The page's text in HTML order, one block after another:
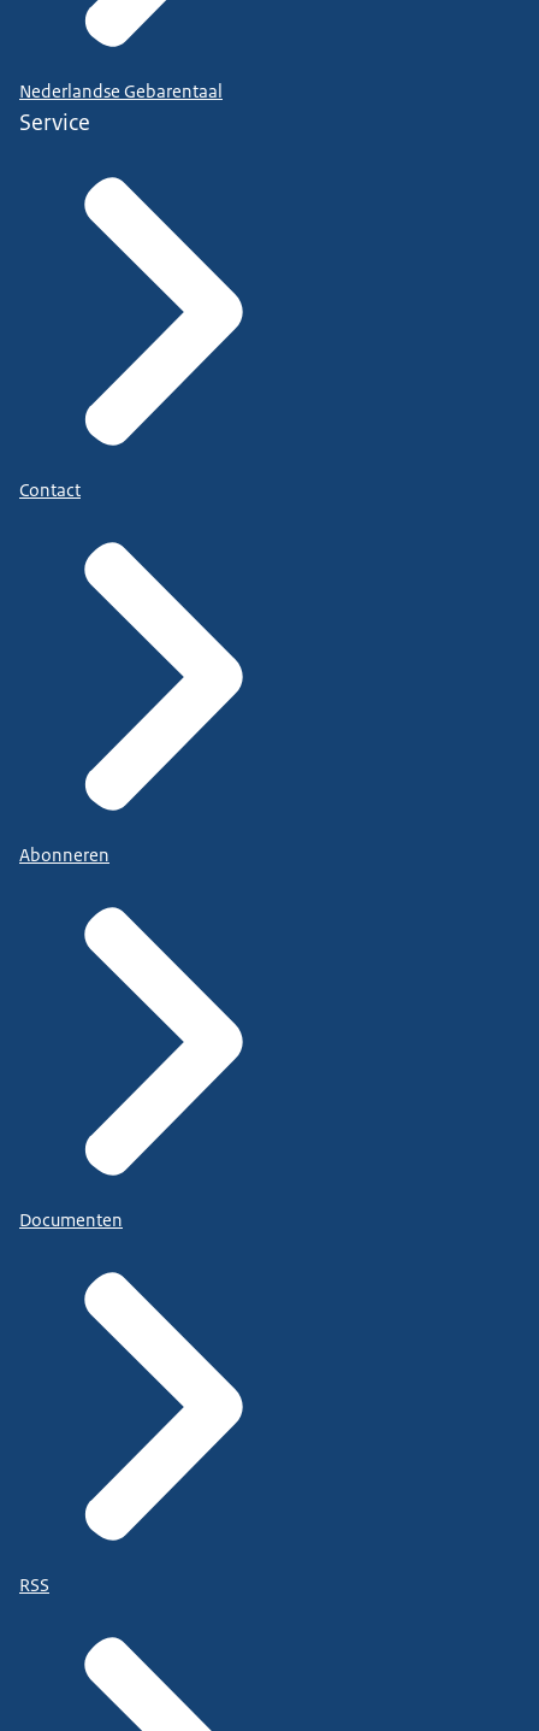
Nederlandse Gebarentaal
Service
Contact
Abonneren
Documenten
RSS